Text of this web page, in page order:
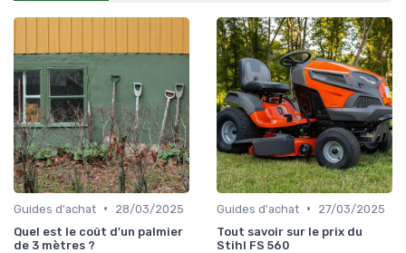
Guides d'achat •
28/03/2025
Quel est le coût d'un palmier
de 3 mètres ?
Guides d'achat •
27/03/2025
Tout savoir sur le prix du
Stihl FS 560